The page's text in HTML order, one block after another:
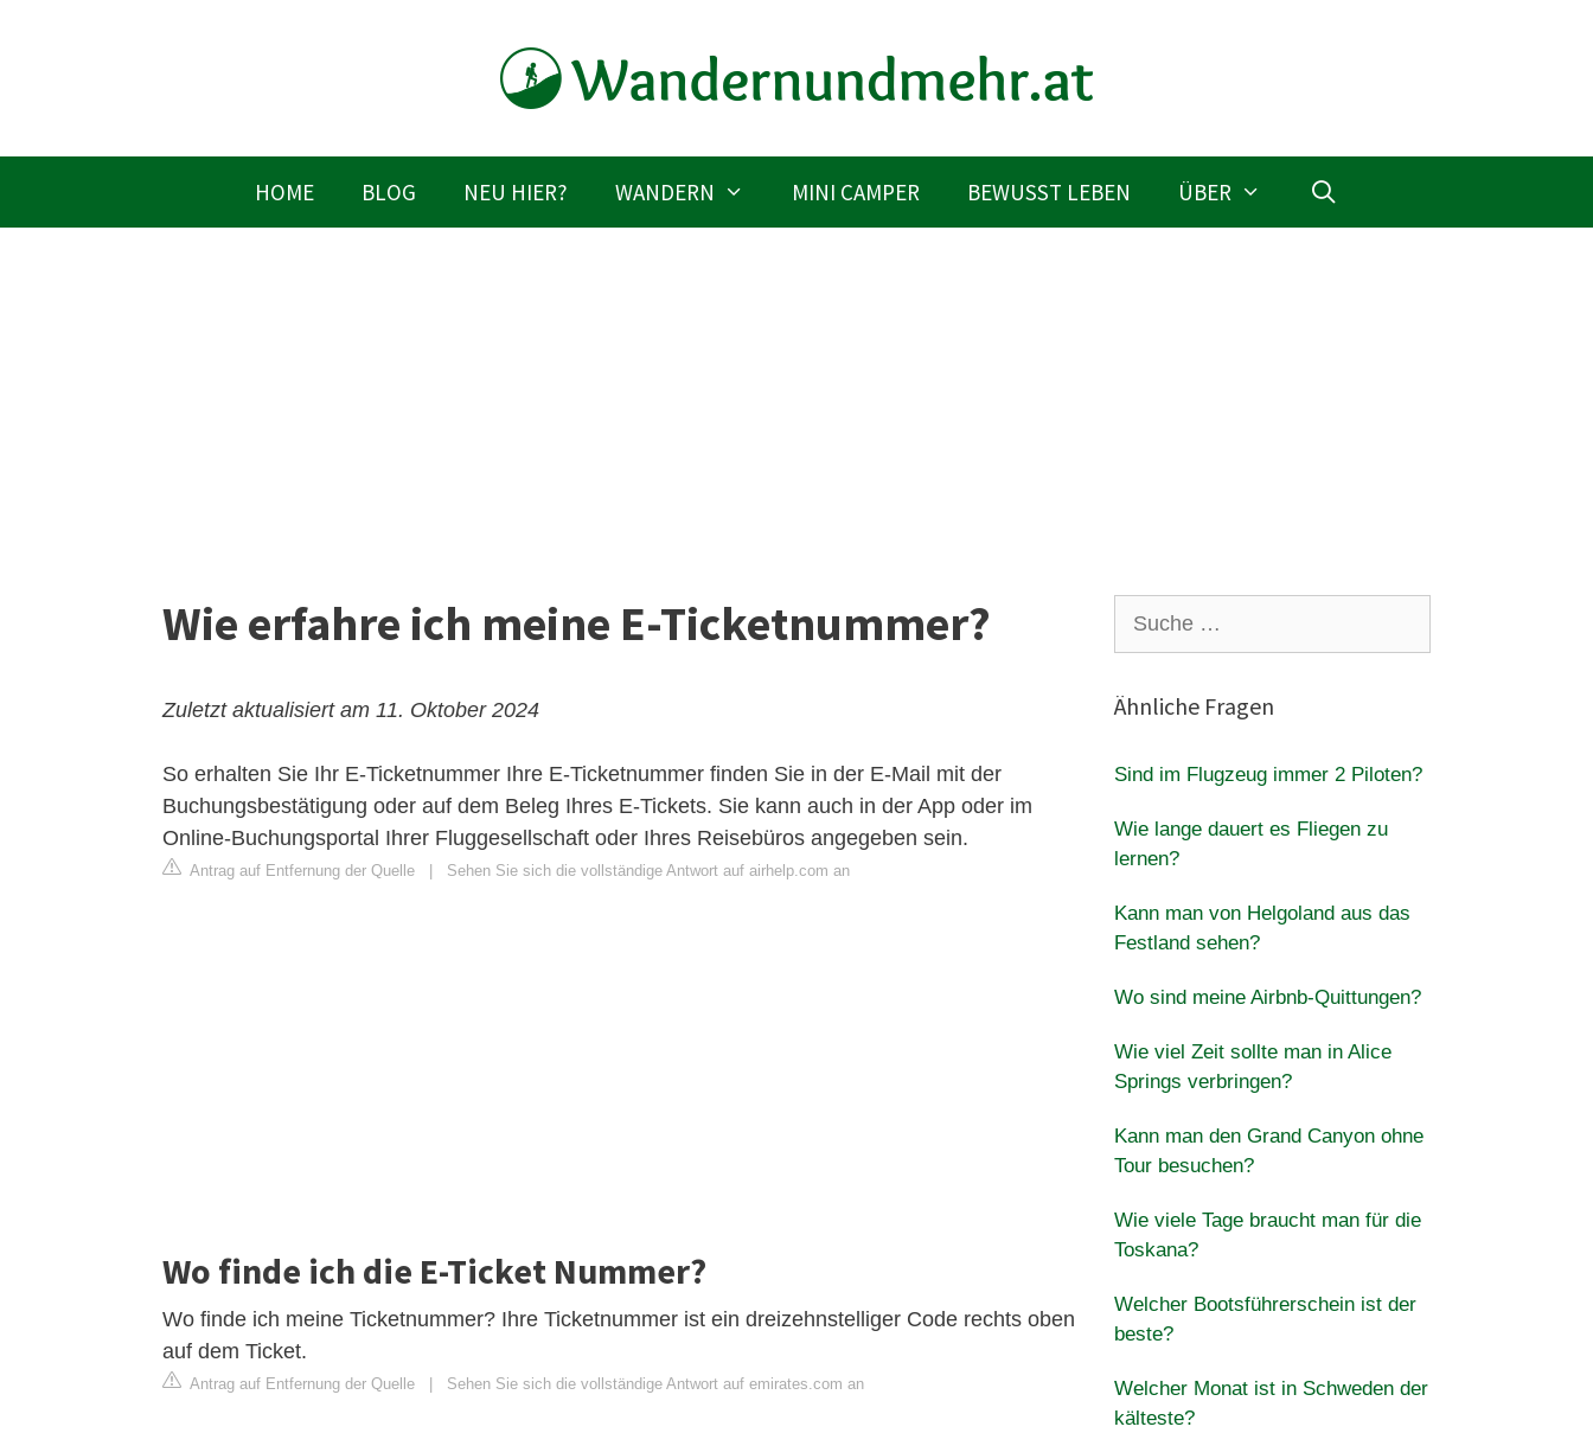
HOME BLOG NEU HIER? WANDERN MINI CAMPER BEWUSST LEBEN ÜBER
Wie erfahre ich meine E-Ticketnummer?
Zuletzt aktualisiert am 11. Oktober 2024
So erhalten Sie Ihr E-Ticketnummer Ihre E-Ticketnummer finden Sie in der E-Mail mit der
Buchungsbestätigung oder auf dem Beleg Ihres E-Tickets. Sie kann auch in der App oder im
Online-Buchungsportal Ihrer Fluggesellschaft oder Ihres Reisebüros angegeben sein.
Antrag auf Entfernung der Quelle Sehen Sie sich die vollständige Antwort auf airhelp.com an
Wo finde ich die E-Ticket Nummer?
Wo finde ich meine Ticketnummer? Ihre Ticketnummer ist ein dreizehnstelliger Code rechts oben
auf dem Ticket.
Antrag auf Entfernung der Quelle Sehen Sie sich die vollständige Antwort auf emirates.com an
nach:
Ähnliche Fragen
Sind im Flugzeug immer 2 Piloten?
Wie lange dauert es Fliegen zu
lernen?
Kann man von Helgoland aus das
Festland sehen?
Wo sind meine Airbnb-Quittungen?
Wie viel Zeit sollte man in Alice
Springs verbringen?
Kann man den Grand Canyon ohne
Tour besuchen?
Wie viele Tage braucht man für die
Toskana?
Welcher Bootsführerschein ist der
beste?
Welcher Monat ist in Schweden der
kälteste?